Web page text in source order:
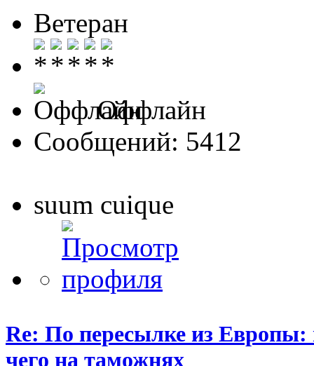
Ветеран
Оффлайн
Сообщений: 5412
suum cuique
Re: По пересылке из Европы:
чего на таможнях